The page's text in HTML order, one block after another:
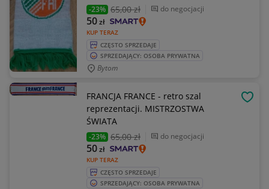
-23% 65,00 zł do negocjacji
KUP TERAZ
50zł
CZĘSTO SPRZEDAJE
SPRZEDAJĄCY: OSOBA PRYWATNA
Bytom
FRANCJA FRANCE - retro szal
reprezentacji. MISTRZOSTWA
ŚWIATA
-23% 65,00 zł do negocjacji
KUP TERAZ
50zł
CZĘSTO SPRZEDAJE
SPRZEDAJĄCY: OSOBA PRYWATNA